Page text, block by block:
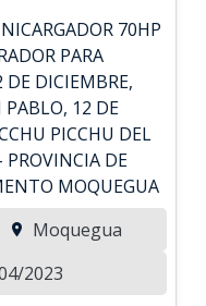
70HP
PARA
DICIEMBRE,
PABLO, 12 DE
PICCHU DEL
DE
MOQUEGUA
Moquegua
2023